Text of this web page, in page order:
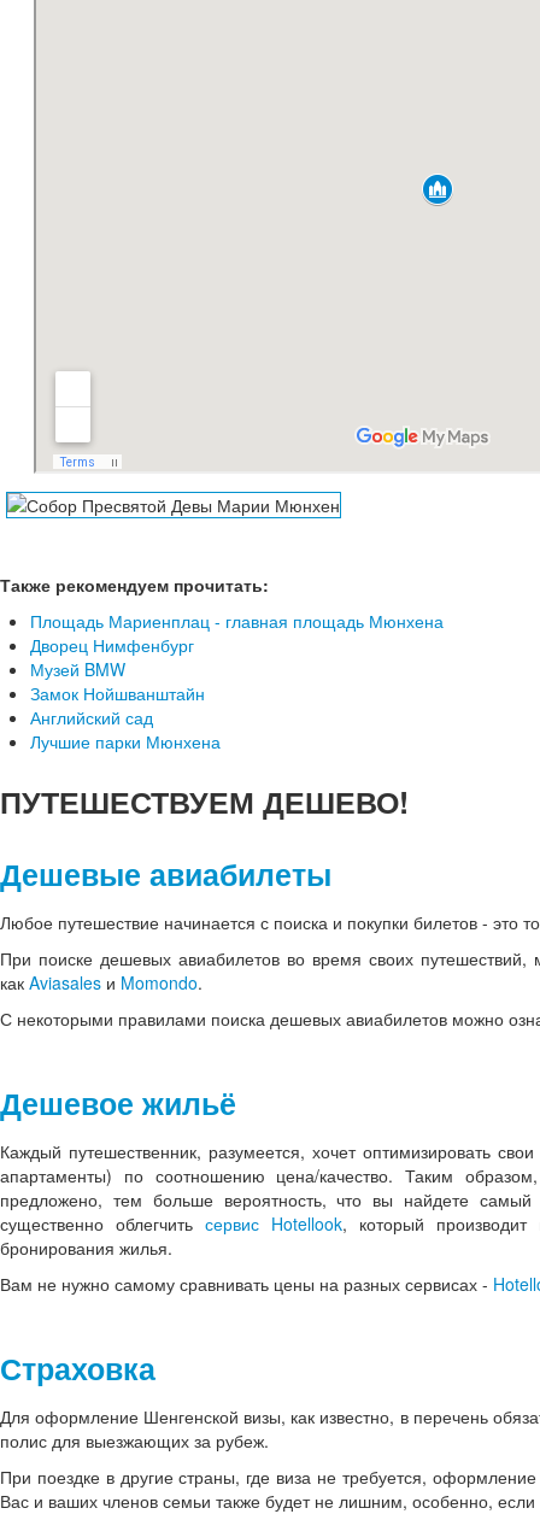
Также рекомендуем прочитать:
Площадь Мариенплац - главная площадь Мюнхена
Дворец Нимфенбург
Музей BMW
Замок Нойшванштайн
Английский сад
Лучшие парки Мюнхена
ПУТЕШЕСТВУЕМ ДЕШЕВО!
Дешевые авиабилеты
Любое путешествие начинается с поиска и покупки билетов - это
При поиске дешевых авиабилетов во время своих путешествий,
как Aviasales и Momondo.
С некоторыми правилами поиска дешевых авиабилетов можно
Дешевое жильё
Каждый путешественник, разумеется, хочет оптимизировать
апартаменты) по соотношению цена/качество. Таким
предложено, тем больше вероятность, что вы найдете
существенно облегчить сервис Hotellook, который
бронирования жилья.
Вам не нужно самому сравнивать цены на разных сервисах -
Страховка
Для оформление Шенгенской визы, как известно, в перечень
полис для выезжающих за рубеж.
При поездке в другие страны, где виза не требуется,
Вас и ваших членов семьи также будет не лишним, особенно, если